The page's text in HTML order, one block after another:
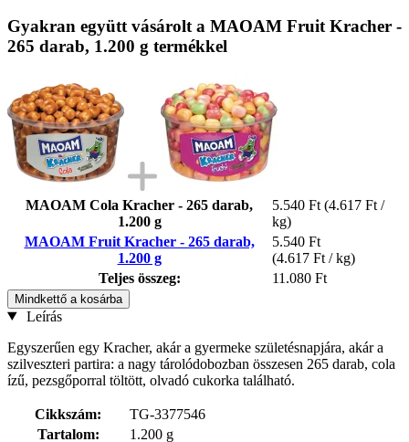
Gyakran együtt vásárolt a MAOAM Fruit Kracher -
265 darab, 1.200 g termékkel
MAOAM Cola Kracher - 265 darab,
1.200 g
5.540 Ft (4.617 Ft /
kg)
MAOAM Fruit Kracher - 265 darab,
1.200 g
5.540 Ft
(4.617 Ft / kg)
Teljes összeg:
11.080 Ft
Mindkettő a kosárba
Leírás
Egyszerűen egy Kracher, akár a gyermeke születésnapjára, akár a
szilveszteri partira: a nagy tárolódobozban összesen 265 darab, cola
ízű, pezsgőporral töltött, olvadó cukorka található.
Cikkszám:
TG-3377546
Tartalom:
1.200 g